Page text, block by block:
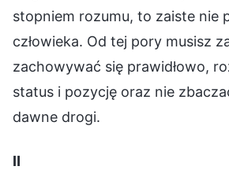
stopniem rozumu, to zaiste nie
człowieka. Od tej pory musisz
zachowywać się prawidłowo,
status i pozycję oraz nie
dawne drogi.
Ⅱ